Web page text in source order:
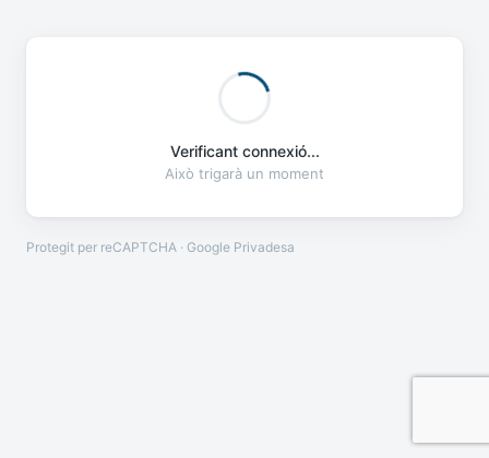
Verificant connexió...
Això trigarà un moment
Protegit per reCAPTCHA · Google Privadesa